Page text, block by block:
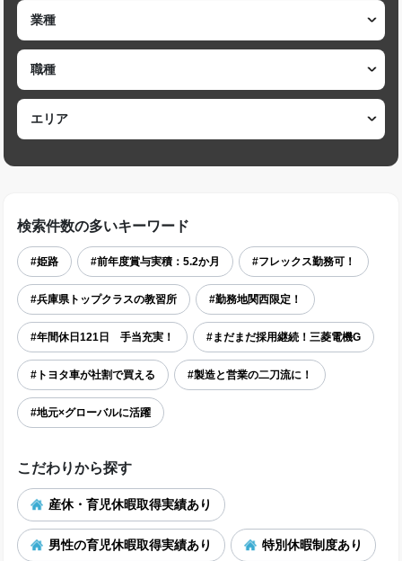
検索件数の多いキーワード
#姫路 #前年度賞与実積：5.2か月 #フレックス勤務可！
#兵庫県トップクラスの教習所 #勤務地関西限定！
#年間休日121日 手当充実！ #まだまだ採用継続！三菱電機G
#トヨタ車が社割で買える #製造と営業の二刀流に！
#地元×グローバルに活躍
こだわりから探す
産休・育児休暇取得実績あり
男性の育児休暇取得実績あり 特別休暇制度あり